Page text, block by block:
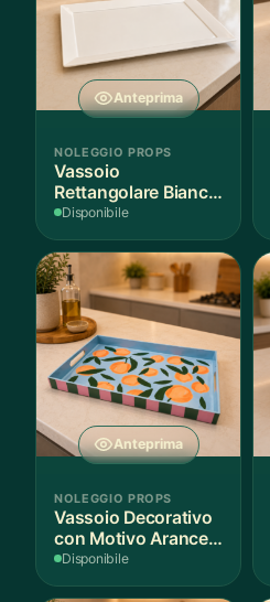
Anteprima
NOLEGGIO PROPS
Vassoio
Rettangolare Bianco
per Scenografie
Disponibile
Anteprima
NOLEGGIO PROPS
Vassoio Decorativo
con Motivo Arance e
Foglie
Disponibile